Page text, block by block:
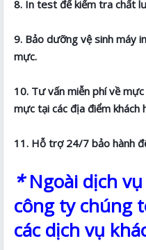
8. In test để kiểm tra chất
9. Bảo dưỡng vệ sinh máy
mực.
10. Tư vấn miễn phí về
mực tại các địa điểm khách
11. Hỗ trợ 24/7 bảo hành
*Ngoài dịch
công ty chúng
các dịch vụ